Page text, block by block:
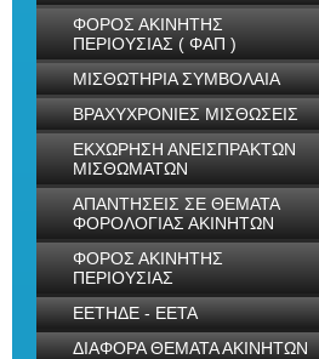
ΦΟΡΟΣ ΑΚΙΝΗΤΗΣ
ΠΕΡΙΟΥΣΙΑΣ ( ΦΑΠ )
ΜΙΣΘΩΤΗΡΙΑ ΣΥΜΒΟΛΑΙΑ
ΒΡΑΧΥΧΡΟΝΙΕΣ ΜΙΣΘΩΣΕΙΣ
ΕΚΧΩΡΗΣΗ ΑΝΕΙΣΠΡΑΚΤΩΝ
ΜΙΣΘΩΜΑΤΩΝ
ΑΠΑΝΤΗΣΕΙΣ ΣΕ ΘΕΜΑΤΑ
ΦΟΡΟΛΟΓΙΑΣ ΑΚΙΝΗΤΩΝ
ΦΟΡΟΣ ΑΚΙΝΗΤΗΣ
ΠΕΡΙΟΥΣΙΑΣ
ΕΕΤΗΔΕ - ΕΕΤΑ
ΔΙΑΦΟΡΑ ΘΕΜΑΤΑ ΑΚΙΝΗΤΩΝ